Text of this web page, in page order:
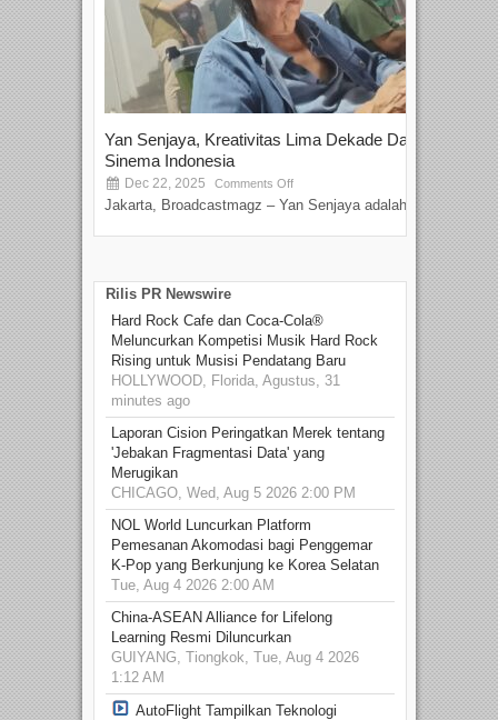
Yan Senjaya, Kreativitas Lima Dekade Dalam
Sinema Indonesia
Dec 22, 2025 Comments Off
Jakarta, Broadcastmagz – Yan Senjaya adalah...
Rilis PR Newswire
Hard Rock Cafe dan Coca-Cola®
Meluncurkan Kompetisi Musik Hard Rock
Rising untuk Musisi Pendatang Baru
HOLLYWOOD, Florida, Agustus, 31
minutes ago
Laporan Cision Peringatkan Merek tentang
'Jebakan Fragmentasi Data' yang
Merugikan
CHICAGO, Wed, Aug 5 2026 2:00 PM
NOL World Luncurkan Platform
Pemesanan Akomodasi bagi Penggemar
K-Pop yang Berkunjung ke Korea Selatan
Tue, Aug 4 2026 2:00 AM
China-ASEAN Alliance for Lifelong
Learning Resmi Diluncurkan
GUIYANG, Tiongkok, Tue, Aug 4 2026
1:12 AM
AutoFlight Tampilkan Teknologi